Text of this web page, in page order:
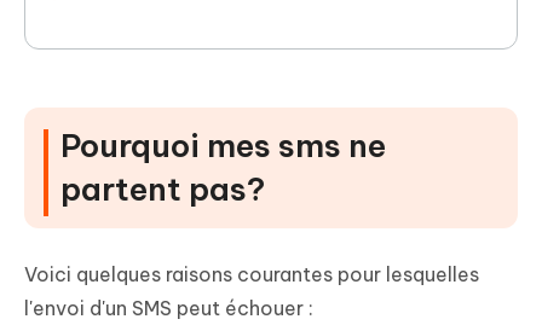
Pourquoi mes sms ne
partent pas?
Voici quelques raisons courantes pour lesquelles
l'envoi d'un SMS peut échouer :